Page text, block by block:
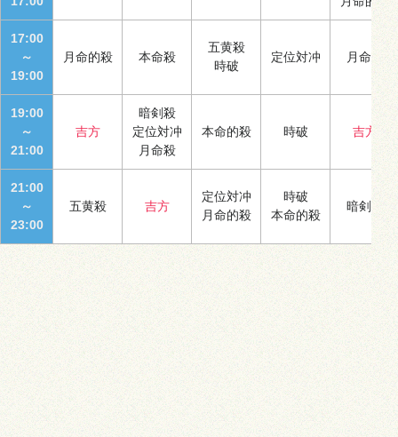
17:00
～
19:00
月命的殺 本命殺
五黄殺
時破
定位対冲 月命殺
19:00
～
21:00
吉方
暗剣殺
定位対冲
月命殺
本命的殺 時破 吉方
21:00
～
23:00
五黄殺 吉方
定位対冲
月命的殺
時破
本命的殺
暗剣殺